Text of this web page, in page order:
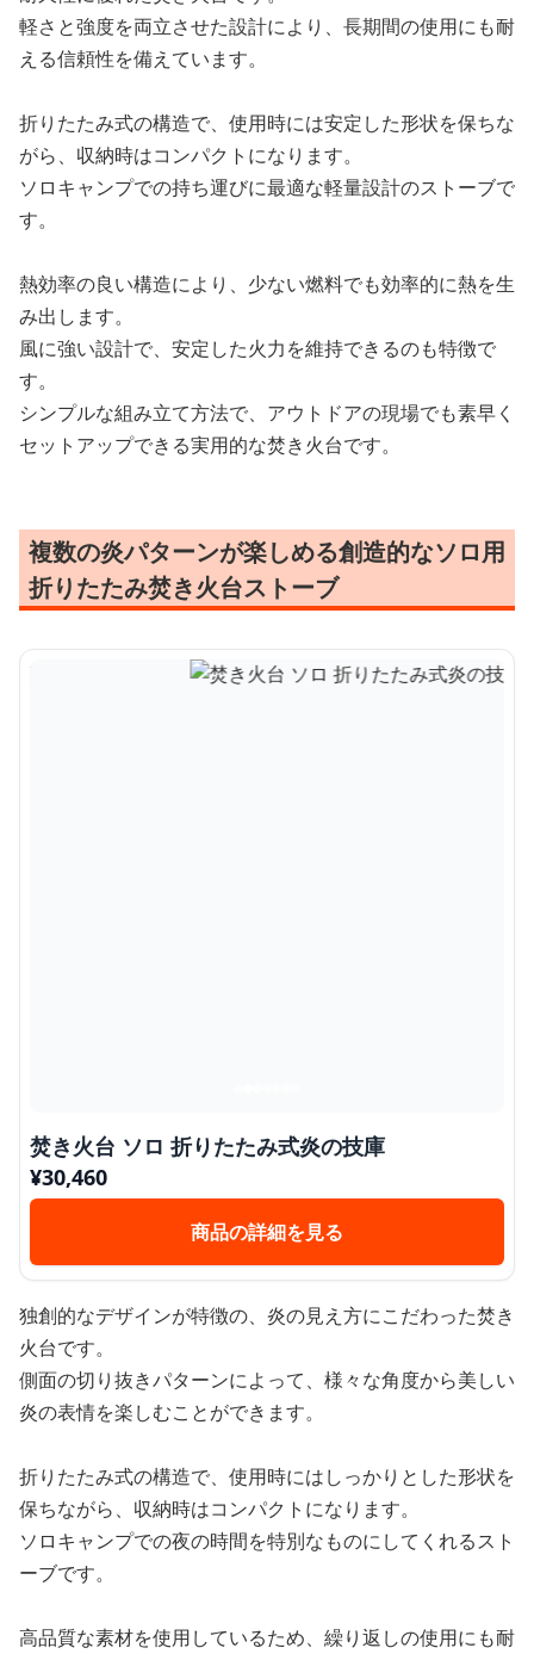
軽さと強度を両立させた設計により、長期間の使用にも耐
える信頼性を備えています。
折りたたみ式の構造で、使用時には安定した形状を保ちな
がら、収納時はコンパクトになります。
ソロキャンプでの持ち運びに最適な軽量設計のストーブで
す。
熱効率の良い構造により、少ない燃料でも効率的に熱を生
み出します。
風に強い設計で、安定した火力を維持できるのも特徴で
す。
シンプルな組み立て方法で、アウトドアの現場でも素早く
セットアップできる実用的な焚き火台です。
複数の炎パターンが楽しめる創造的なソロ用
折りたたみ焚き火台ストーブ
焚き火台 ソロ 折りたたみ式炎の技庫
¥30,460
商品の詳細を見る
独創的なデザインが特徴の、炎の見え方にこだわった焚き
火台です。
側面の切り抜きパターンによって、様々な角度から美しい
炎の表情を楽しむことができます。
折りたたみ式の構造で、使用時にはしっかりとした形状を
保ちながら、収納時はコンパクトになります。
ソロキャンプでの夜の時間を特別なものにしてくれるスト
ーブです。
高品質な素材を使用しているため、繰り返しの使用にも耐